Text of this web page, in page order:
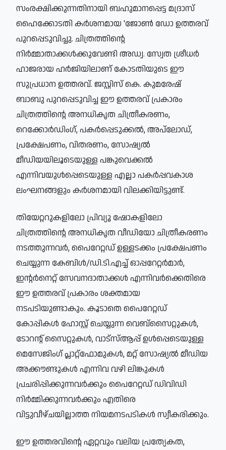
സംരക്ഷിക്കുന്നതിനായി ബഹുമാനപ്പെട്ട മദ്രാസ്
ഹൈക്കോടതി കർശനമായ 'ജോൺ ഡോ ഉത്തരവ്
പുറപ്പെടുവിച്ചു. ചിത്രത്തിന്റെ
നിർമ്മാതാക്കൾക്കുവേണ്ടി അഡ്വ. സ്വേത ശ്രീധർ
ഹാജരായ ഹർജിയിലാണ് കോടതിയുടെ ഈ
സുപ്രധാന ഉത്തരവ്. ജസ്റ്റിസ് കെ. കുമരേഷ്
ബാബു പുറപ്പെടുവിച്ച ഈ ഉത്തരവ് പ്രകാരം
ചിത്രത്തിന്റെ അനധികൃത ചിത്രീകരണം,
റെക്കോർഡിംഗ്, പകർപ്പെടുക്കൽ, അപ്‌ലോഡ്,
പ്രക്ഷേപണം, വിതരണം, സോഷ്യൽ
മീഡിയയിലൂടെയുള്ള പങ്കുവെക്കൽ
എന്നിവയുൾപ്പെടെയുള്ള എല്ലാ പകർപ്പവകാശ
ലംഘനങ്ങളും കർശനമായി വിലക്കിയിട്ടുണ്ട്.
തിയേറ്ററുകളിലോ പ്രിവ്യൂ ഷോകളിലോ
ചിത്രത്തിന്റെ അനധികൃത വീഡിയോ ചിത്രീകരണം
നടത്തുന്നവർ, പൈറേറ്റഡ് ഉള്ളടക്കം പ്രക്ഷേപണം
ചെയ്യുന്ന കേബിൾ/ഡി.ടി.എച്ച് ഓപ്പറേറ്റർമാർ,
ഇന്റർനെറ്റ് സേവനദാതാക്കൾ എന്നിവർക്കെതിരെ
ഈ ഉത്തരവ് പ്രകാരം ശക്തമായ
നടപടിയുണ്ടാകും. കൂടാതെ പൈറേറ്റഡ്
കോപ്പികൾ ഹോസ്റ്റ് ചെയ്യുന്ന വെബ്‌സൈറ്റുകൾ,
ടോറന്റ് സൈറ്റുകൾ, വാട്‌സ്ആപ്പ് ഉൾപ്പെടെയുള്ള
മെസേജിംഗ് പ്ലാറ്റ്‌ഫോമുകൾ, മറ്റ് സോഷ്യൽ മീഡിയ
അക്കൗണ്ടുകൾ എന്നിവ വഴി ലിങ്കുകൾ
പ്രചരിപ്പിക്കുന്നവർക്കും പൈറേറ്റഡ് ഡിവിഡി
നിർമ്മിക്കുന്നവർക്കും എതിരെ
വിട്ടുവീഴ്ചയില്ലാത്ത നിയമനടപടികൾ സ്വീകരിക്കും.
ഈ ഉത്തരവിന്റെ ഏറ്റവും വലിയ പ്രത്യേകത,